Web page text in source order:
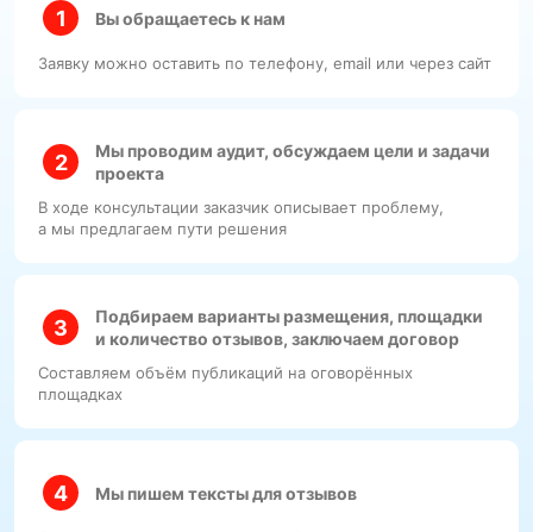
Вы обращаетесь к нам
Заявку можно оставить по телефону, email или через сайт
Мы проводим аудит, обсуждаем цели и задачи
проекта
В ходе консультации заказчик описывает проблему,
а мы предлагаем пути решения
Подбираем варианты размещения, площадки
и количество отзывов, заключаем договор
Составляем объём публикаций на оговорённых
площадках
Мы пишем тексты для отзывов